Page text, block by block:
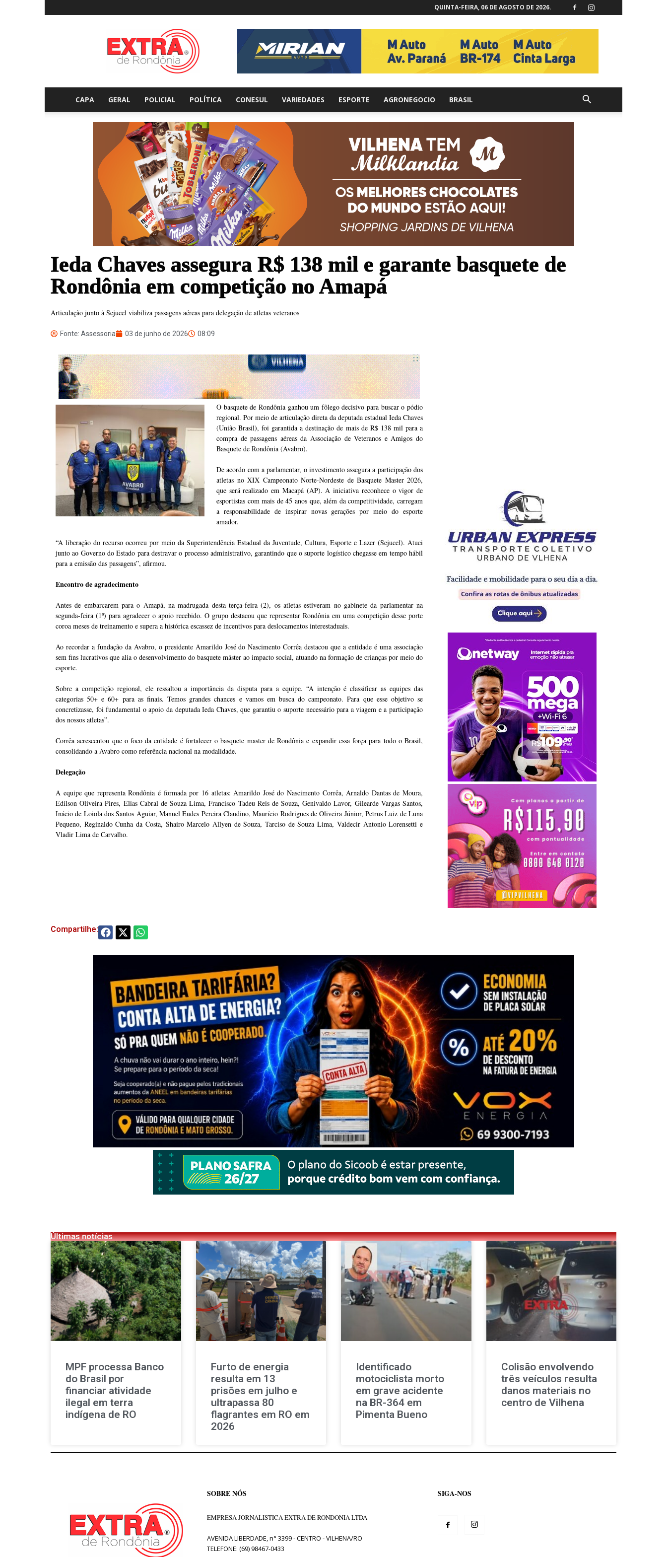
QUINTA-FEIRA, 06 DE AGOSTO DE 2026.
Extraderondonia.com.br
CAPA GERAL POLICIAL POLÍTICA CONESUL VARIEDADES ESPORTE AGRONEGOCIO BRASIL
Ieda Chaves assegura R$ 138 mil e garante basquete de
Rondônia em competição no Amapá
Articulação junto à Sejucel viabiliza passagens aéreas para delegação de atletas veteranos
Fonte: Assessoria 03 de junho de 2026 08:09
O basquete de Rondônia ganhou um fôlego decisivo para buscar o pódio
regional. Por meio de articulação direta da deputada estadual Ieda Chaves
(União Brasil), foi garantida a destinação de mais de R$ 138 mil para a
compra de passagens aéreas da Associação de Veteranos e Amigos do
Basquete de Rondônia (Avabro).
De acordo com a parlamentar, o investimento assegura a participação dos
atletas no XIX Campeonato Norte-Nordeste de Basquete Master 2026,
que será realizado em Macapá (AP). A iniciativa reconhece o vigor de
esportistas com mais de 45 anos que, além da competitividade, carregam
a responsabilidade de inspirar novas gerações por meio do esporte
amador.
“A liberação do recurso ocorreu por meio da Superintendência Estadual da Juventude, Cultura, Esporte e Lazer (Sejucel). Atuei
junto ao Governo do Estado para destravar o processo administrativo, garantindo que o suporte logístico chegasse em tempo hábil
para a emissão das passagens”, afirmou.
Encontro de agradecimento
Antes de embarcarem para o Amapá, na madrugada desta terça-feira (2), os atletas estiveram no gabinete da parlamentar na
segunda-feira (1º) para agradecer o apoio recebido. O grupo destacou que representar Rondônia em uma competição desse porte
coroa meses de treinamento e supera a histórica escassez de incentivos para deslocamentos interestaduais.
Ao recordar a fundação da Avabro, o presidente Amarildo José do Nascimento Corrêa destacou que a entidade é uma associação
sem fins lucrativos que alia o desenvolvimento do basquete máster ao impacto social, atuando na formação de crianças por meio do
esporte.
Sobre a competição regional, ele ressaltou a importância da disputa para a equipe. “A intenção é classificar as equipes das
categorias 50+ e 60+ para as finais. Temos grandes chances e vamos em busca do campeonato. Para que esse objetivo se
concretizasse, foi fundamental o apoio da deputada Ieda Chaves, que garantiu o suporte necessário para a viagem e a participação
dos nossos atletas”.
Corrêa acrescentou que o foco da entidade é fortalecer o basquete master de Rondônia e expandir essa força para todo o Brasil,
consolidando a Avabro como referência nacional na modalidade.
Delegação
A equipe que representa Rondônia é formada por 16 atletas: Amarildo José do Nascimento Corrêa, Arnaldo Dantas de Moura,
Edilson Oliveira Pires, Elias Cabral de Souza Lima, Francisco Tadeu Reis de Souza, Genivaldo Lavor, Gilearde Vargas Santos,
Inácio de Loiola dos Santos Aguiar, Manuel Eudes Pereira Claudino, Maurício Rodrigues de Oliveira Júnior, Petrus Luiz de Luna
Pequeno, Reginaldo Cunha da Costa, Shairo Marcelo Allyen de Souza, Tarciso de Souza Lima, Valdecir Antonio Lorensetti e
Vladir Lima de Carvalho.
Compartilhe:
Últimas notícias
MPF processa Banco
do Brasil por
financiar atividade
ilegal em terra
indígena de RO
Furto de energia
resulta em 13
prisões em julho e
ultrapassa 80
flagrantes em RO em
2026
Identificado
motociclista morto
em grave acidente
na BR-364 em
Pimenta Bueno
Colisão envolvendo
três veículos resulta
danos materiais no
centro de Vilhena
SOBRE NÓS
EMPRESA JORNALISTICA EXTRA DE RONDONIA LTDA
AVENIDA LIBERDADE, n° 3399 - CENTRO - VILHENA/RO
TELEFONE: (69) 98467-0433
SIGA-NOS